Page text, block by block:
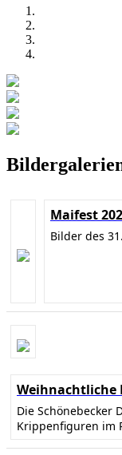
Maifest
Bilder des
Weihnachtliche
Die Schönebecker
Krippenfiguren im